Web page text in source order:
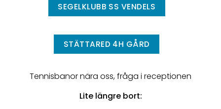
SEGELKLUBB SS VENDELS
STÄTTARED 4H GÅRD
Tennisbanor nära oss, fråga i receptionen
Lite längre bort: